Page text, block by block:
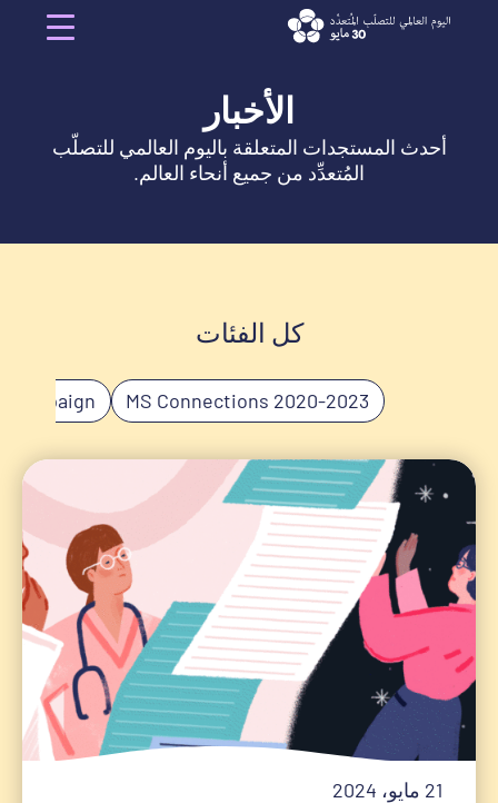
Menu
الأخبار
أحدث المستجدات المتعلقة باليوم العالمي للتصلّب
المُتعدِّد من جميع أنحاء العالم.
كل الفئات
2020-2023 MS Connections
Campaign
21 مايو، 2024